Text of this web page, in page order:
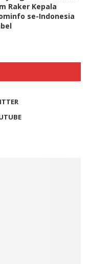
Raker Kepala
se-Indonesia